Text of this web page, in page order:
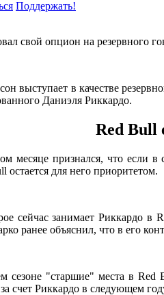
Поддержать!
свой опцион на резервного
выступает в качестве
Даниэля Риккардо.
Red Bull
месяце признался, что если
остается для него приоритетом.
сейчас занимает Риккардо в
ранее объяснил, что в его
сезоне "старшие" места в
счет Риккардо в следующем